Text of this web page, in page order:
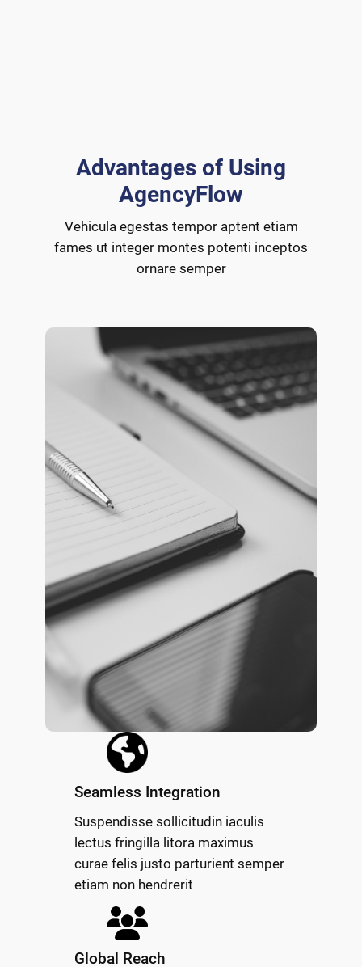
Advantages of Using
AgencyFlow
Vehicula egestas tempor aptent etiam
fames ut integer montes potenti inceptos
ornare semper
Seamless Integration
Suspendisse sollicitudin iaculis
lectus fringilla litora maximus
curae felis justo parturient semper
etiam non hendrerit
Global Reach